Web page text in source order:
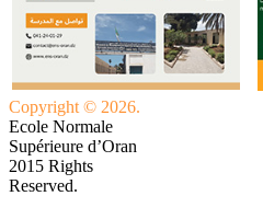
Copyright © 2026.
Ecole Normale
Supérieure d’Oran
2015 Rights
Reserved.